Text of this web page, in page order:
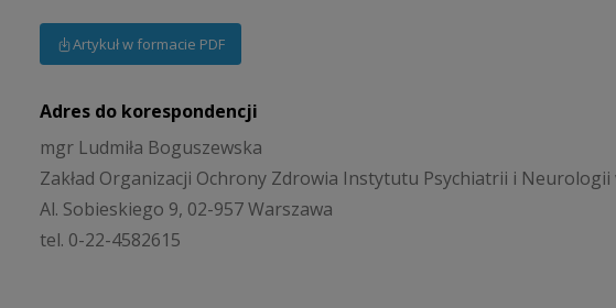
Artykuł w formacie PDF
Adres do korespondencji
mgr Ludmiła Boguszewska
Zakład Organizacji Ochrony Zdrowia Instytutu Psychiatrii i Neurologii
Al. Sobieskiego 9, 02-957 Warszawa
tel. 0-22-4582615